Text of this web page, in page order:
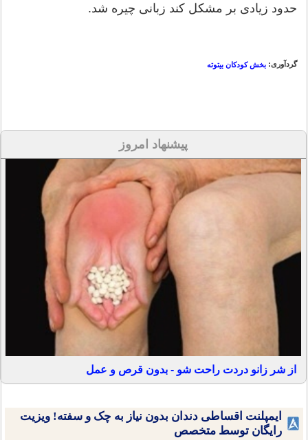
حدود زیادی بر مشکل کند زبانی چیره شد.
گردآوری: بخش کودکان بیتوته
پیشنهاد امروز
از شر زانو دردت راحت شو - بدون قرص و عمل
ایمپلنت اقساطی دندان بدون نیاز به چک و سفته! ویزیت
رایگان توسط متخصص